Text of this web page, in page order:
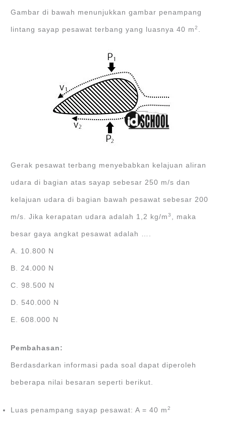
Gambar di bawah menunjukkan gambar penampang
lintang sayap pesawat terbang yang luasnya 40 m2 .
Gerak pesawat terbang menyebabkan kelajuan aliran
udara di bagian atas sayap sebesar 250 m/s dan
kelajuan udara di bagian bawah pesawat sebesar 200
m/s. Jika kerapatan udara adalah 1,2 kg/m3 , maka
besar gaya angkat pesawat adalah ….
A. 10.800 N
B. 24.000 N
C. 98.500 N
D. 540.000 N
E. 608.000 N
Pembahasan:
Berdasdarkan informasi pada soal dapat diperoleh
beberapa nilai besaran seperti berikut.
Luas penampang sayap pesawat: A = 40 m2